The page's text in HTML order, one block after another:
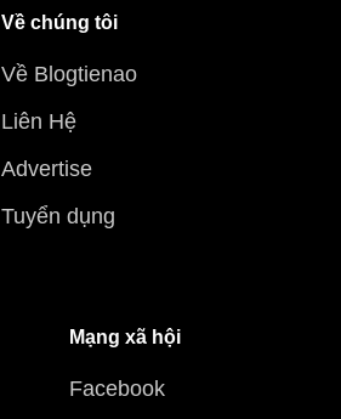
Về chúng tôi
Về Blogtienao
Liên Hệ
Advertise
Tuyển dụng
Mạng xã hội
Facebook